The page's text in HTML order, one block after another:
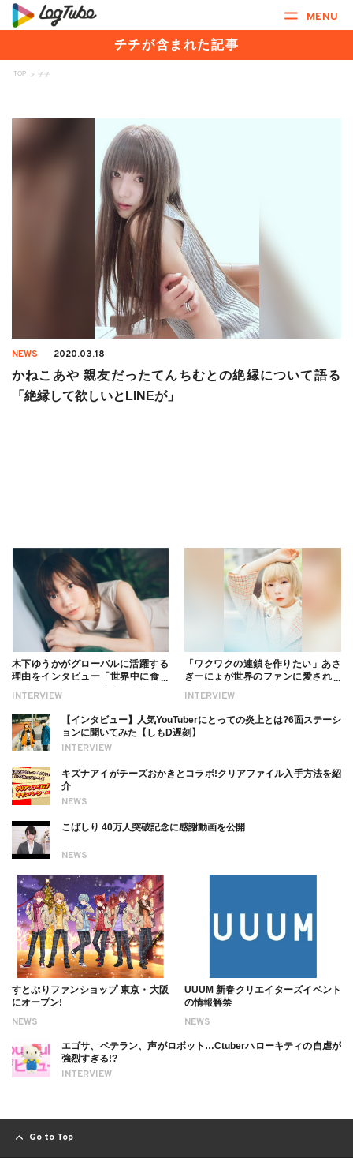
MENU
チチが含まれた記事
TOP > チチ
NEWS 2020.03.18
かねこあや 親友だったてんちむとの絶縁について語る
「絶縁して欲しいとLINEが」
INTERVIEW
木下ゆうかがグローバルに活躍する
理由をインタビュー「世界中に食べ
ついても
INTERVIEW
「ワクワクの連鎖を作りたい」あさ
ぎーにょが世界のファンに愛される
INTERVIEW
【インタビュー】人気YouTuberにとっての炎上とは?6面ステーシ
ョンに聞いてみた【しもD遅刻】
NEWS
キズナアイがチーズおかきとコラボ!クリアファイル入手方法を紹
介
NEWS
こばしり 40万人突破記念に感謝動画を公開
NEWS
すとぷりファンショップ 東京・大阪
にオープン!
NEWS
UUUM 新春クリエイターズイベント
の情報解禁
INTERVIEW
エゴサ、ベテラン、声がロボット…Ctuberハローキティの自虐が
強烈すぎる!?
Go to Top